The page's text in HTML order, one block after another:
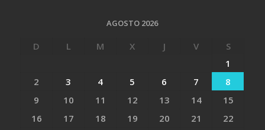
AGOSTO 2026
D L M X J V
S
1
2
3 4 5 6 7
8
9
10 11 12 13 14
15
16
17 18 19 20 21
22